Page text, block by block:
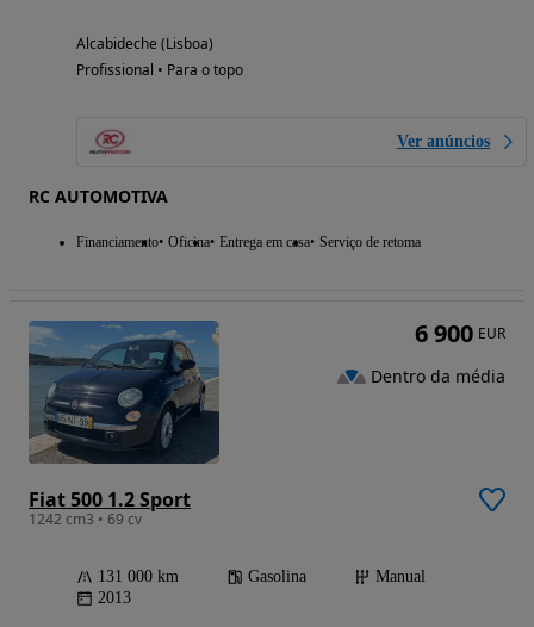
Alcabideche (Lisboa)
Profissional • Para o topo
Ver anúncios
RC AUTOMOTIVA
Financiamento Oficina Entrega em casa Serviço de retoma
Fiat 500 1.2 Sport
1242 cm3 • 69 cv
131 000 km Gasolina
Manual
2013
6 900 EUR
Dentro da média